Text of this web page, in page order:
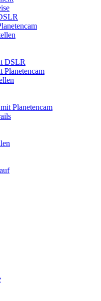
DSLR
Planetencam
Planetencam